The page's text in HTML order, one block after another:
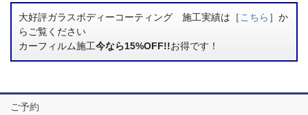
大好評ガラスボディーコーティング 施工実績は［ こちら ］か
らご覧ください
カーフィルム施工今なら15%OFF!!お得です！
ご予約